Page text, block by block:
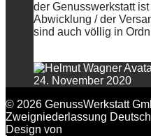
der Genusswerkstatt
Abwicklung / der
sind auch völlig in
24. November 2020
© 2026 GenussWerkstatt
Zweigniederlassung
Design von